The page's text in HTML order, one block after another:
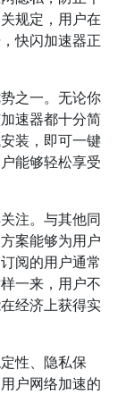
规定，用户在
快闪加速器正
之一。无论你
速器都十分简
装，即可一键
能够轻松享受
注。与其他同
案能够为用户
阅的用户通常
一来，用户不
经济上获得实
性、隐私保
户网络加速的